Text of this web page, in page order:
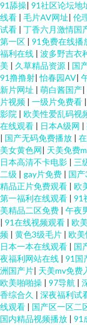
91舔操| 91社区论坛地
线看 | 毛片AV网址| 伦
试看 | 丁香六月激情国
第一区 | 91免费在线播
福利在线 | 波多野吉衣
美 | 久草精品资源 | 国
91撸撸射|怡春园AV|
新片网址 | 萌白酱国产|
片视频 | 一级片免费看 |
影院 | 欧美性爱乱码视
在线观看 | 日本A级网 |
| 国产无码免费播放 |
美女黄色网| 天美免费
日本高清不卡电影 | 三
二级 | gay片免费 | 国
精品正片免费观看 | 欧
第一福利在线观看 | 91
美精品二区免费 | 午夜
| 91在线视频观看 | 欧
频 | 黄色3级毛片 | 欧
日本一本在线观看 | 国
夜福利网站在线 | 91国
洲国产片| 天美mv免费
欧美啪啪操 | 97导航 |
香综合久 | 深夜福利试
线观看 | 国产区一区二
国内精品视频播放 | 91